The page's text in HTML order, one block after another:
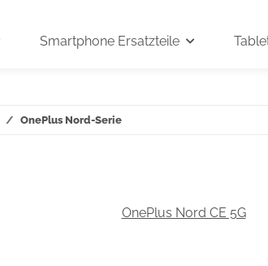
Smartphone Ersatzteile
OnePlus Nord-Serie
OnePlus Nord CE 5G